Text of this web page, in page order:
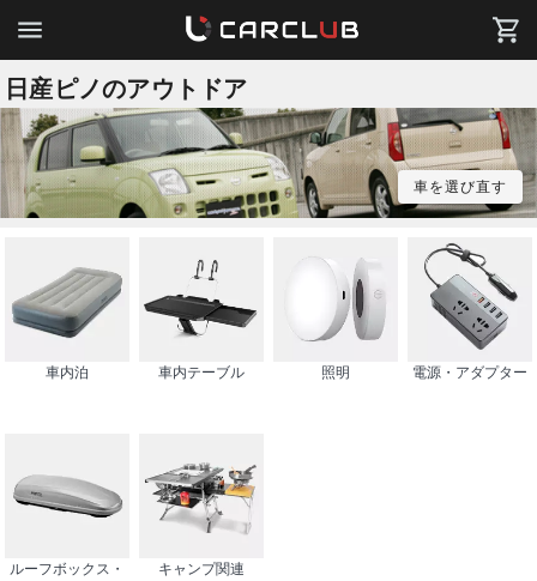
日産ピノのアウトドア
車を選び直す
車内泊 車内テーブル 照明 電源・アダプター
ルーフボックス・
キャンプ関連